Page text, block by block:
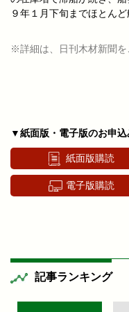
９年１月下旬までほとん
※詳細は、日刊木材新聞を
▼紙面版・電子版のお申込
紙面版購読
電子版購読
記事ランキング